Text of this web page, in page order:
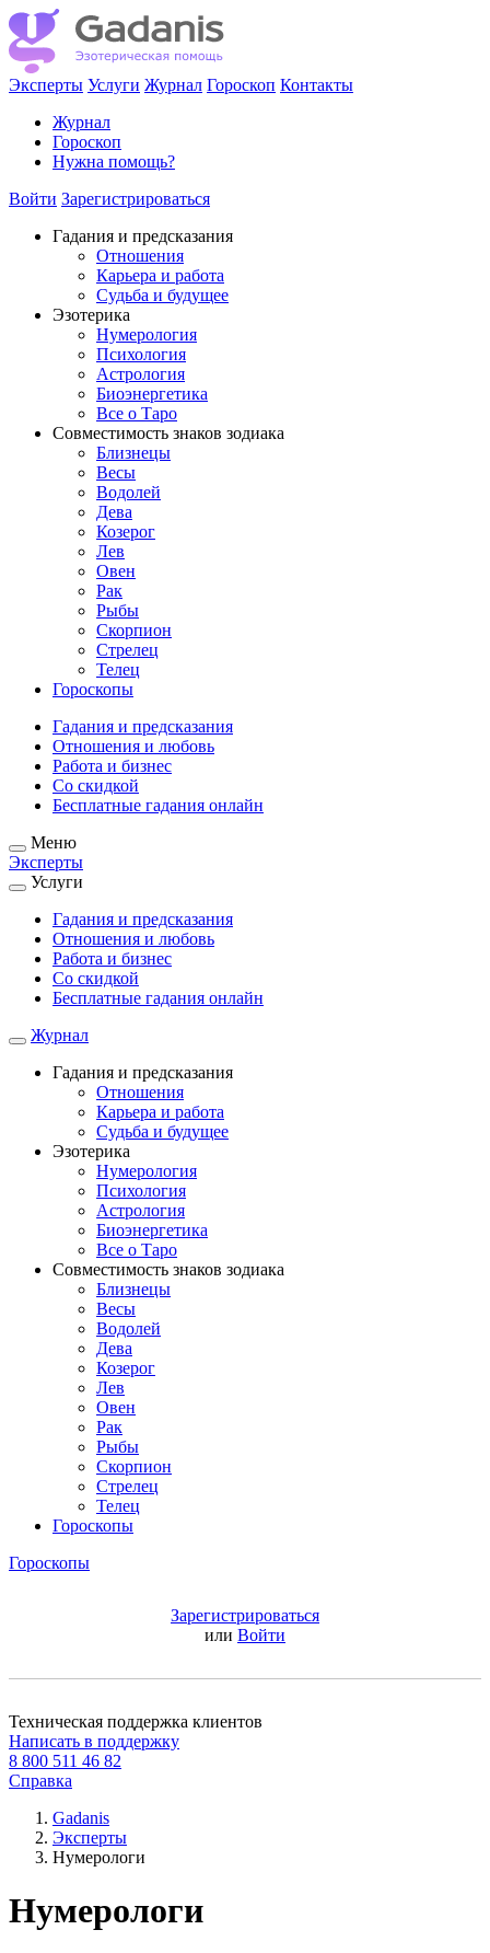
Эксперты Услуги Журнал Гороскоп Контакты
Журнал
Гороскоп
Нужна помощь?
Войти Зарегистрироваться
Гадания и предсказания
Отношения
Карьера и работа
Cудьба и будущее
Эзотерика
Нумерология
Психология
Астрология
Биоэнергетика
Все о Таро
Совместимость знаков зодиака
Близнецы
Весы
Водолей
Дева
Козерог
Лев
Овен
Рак
Рыбы
Скорпион
Стрелец
Телец
Гороскопы
Гадания и предсказания
Отношения и любовь
Работа и бизнес
Со скидкой
Бесплатные гадания онлайн
Меню
Эксперты
Услуги
Гадания и предсказания
Отношения и любовь
Работа и бизнес
Со скидкой
Бесплатные гадания онлайн
Журнал
Гадания и предсказания
Отношения
Карьера и работа
Cудьба и будущее
Эзотерика
Нумерология
Психология
Астрология
Биоэнергетика
Все о Таро
Совместимость знаков зодиака
Близнецы
Весы
Водолей
Дева
Козерог
Лев
Овен
Рак
Рыбы
Скорпион
Стрелец
Телец
Гороскопы
Гороскопы
Зарегистрироваться
или Войти
Техническая поддержка клиентов
Написать в поддержку
8 800 511 46 82
Справка
Gadanis
Эксперты
Нумерологи
Нумерологи